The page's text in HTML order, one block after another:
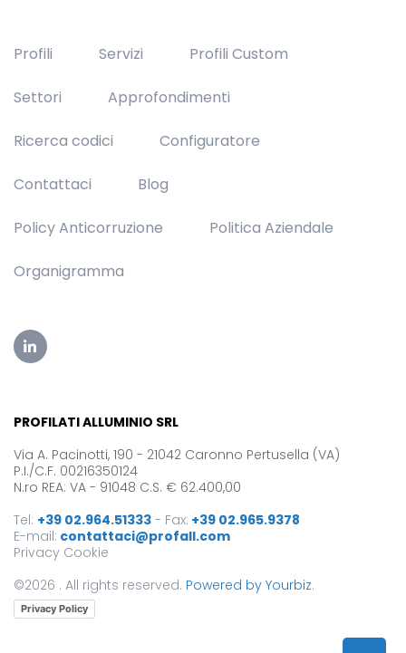
Profili Servizi Profili Custom
Settori Approfondimenti
Ricerca codici Configuratore
Contattaci Blog
Policy Anticorruzione Politica Aziendale
Organigramma
PROFILATI ALLUMINIO SRL
Via A. Pacinotti, 190 - 21042 Caronno Pertusella (VA)
P.I./C.F. 00216350124
N.ro REA: VA - 91048 C.S. € 62.400,00
Tel: +39 02.964.51333 - Fax: +39 02.965.9378
E-mail: contattaci@profall.com
Privacy Cookie
©2026 . All rights reserved. Powered by Yourbiz.
Privacy Policy